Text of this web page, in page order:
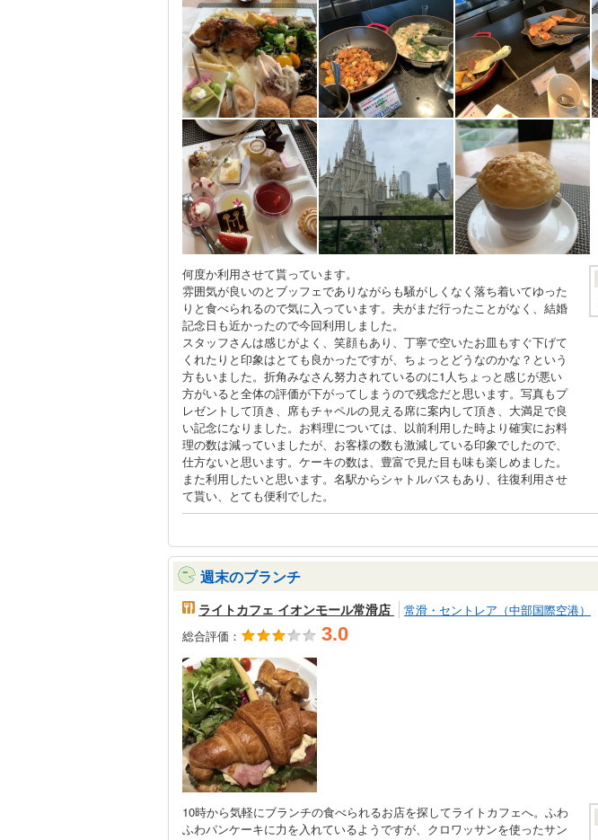
何度か利用させて貰っています。
雰囲気が良いのとブッフェでありながらも騒がしくなく落ち着いてゆった
りと食べられるので気に入っています。夫がまだ行ったことがなく、結婚
記念日も近かったので今回利用しました。
スタッフさんは感じがよく、笑顔もあり、丁寧で空いたお皿もすぐ下げて
くれたりと印象はとても良かったですが、ちょっとどうなのかな？という
方もいました。折角みなさん努力されているのに1人ちょっと感じが悪い
方がいると全体の評価が下がってしまうので残念だと思います。写真もプ
レゼントして頂き、席もチャペルの見える席に案内して頂き、大満足で良
い記念になりました。お料理については、以前利用した時より確実にお料
理の数は減っていましたが、お客様の数も激減している印象でしたので、
仕方ないと思います。ケーキの数は、豊富で見た目も味も楽しめました。
また利用したいと思います。名駅からシャトルバスもあり、往復利用させ
て貰い、とても便利でした。
週末のブランチ
ライトカフェ イオンモール常滑店
常滑・セントレア（中部国際空港）
総合評価：
3.0
10時から気軽にブランチの食べられるお店を探してライトカフェへ。ふわ
ふわパンケーキに力を入れているようですが、クロワッサンを使ったサン